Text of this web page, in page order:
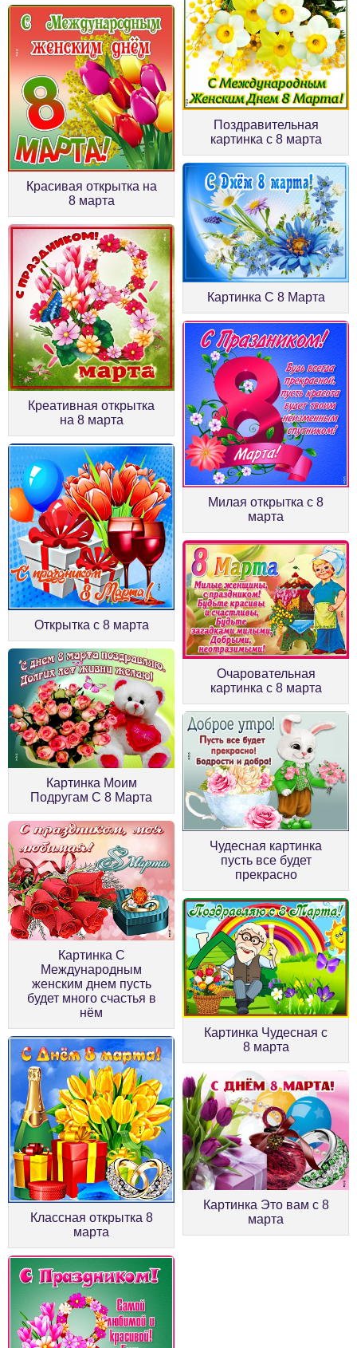
Красивая открытка на
8 марта
Поздравительная
картинка с 8 марта
Креативная открытка
на 8 марта
Картинка С 8 Марта
Открытка с 8 марта
Милая открытка с 8
марта
Картинка Моим
Подругам С 8 Марта
Очаровательная
картинка с 8 марта
Картинка С
Международным
женским днем пусть
будет много счастья в
нём
Чудесная картинка
пусть все будет
прекрасно
Классная открытка 8
марта
Картинка Чудесная с
8 марта
Картинка Это вам с 8
марта